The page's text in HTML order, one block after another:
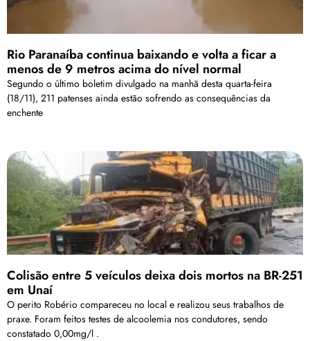
Rio Paranaíba continua baixando e volta a ficar a
menos de 9 metros acima do nível normal
Segundo o último boletim divulgado na manhã desta quarta-feira
(18/11), 211 patenses ainda estão sofrendo as consequências da
enchente
Colisão entre 5 veículos deixa dois mortos na BR-251
em Unaí
O perito Robério compareceu no local e realizou seus trabalhos de
praxe. Foram feitos testes de alcoolemia nos condutores, sendo
constatado 0,00mg/l .